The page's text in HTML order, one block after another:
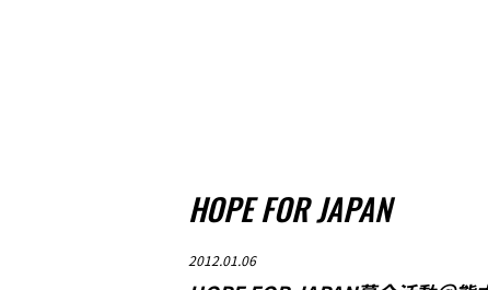
HOPE FOR JAPAN
2012.01.06